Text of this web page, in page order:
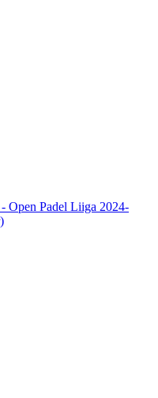
Open Padel Liiga 2024-